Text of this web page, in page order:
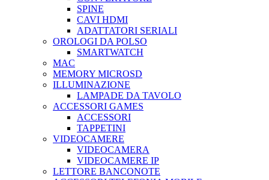
SPINE
CAVI HDMI
ADATTATORI SERIALI
OROLOGI DA POLSO
SMARTWATCH
MAC
MEMORY MICROSD
ILLUMINAZIONE
LAMPADE DA TAVOLO
ACCESSORI GAMES
ACCESSORI
TAPPETINI
VIDEOCAMERE
VIDEOCAMERA
VIDEOCAMERE IP
LETTORE BANCONOTE